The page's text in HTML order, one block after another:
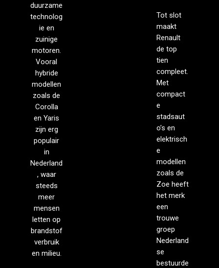
duurzame
technolog
ie en
zuinige
motoren.
Vooral
hybride
modellen
zoals de
Corolla
en Yaris
zijn erg
populair
in
Nederland
, waar
steeds
meer
mensen
letten op
brandstof
verbruik
en milieu.
Tot slot
maakt
Renault
de top
tien
compleet.
Met
compact
e
stadsaut
o’s en
elektrisch
e
modellen
zoals de
Zoe heeft
het merk
een
trouwe
groep
Nederland
se
bestuurde